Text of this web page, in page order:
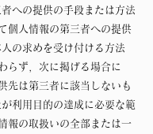
への提供の手段または方法
個人情報の第三者への提供
の求めを受け付ける方法
らず，次に掲げる場合に
先は第三者に該当しないも
利用目的の達成に必要な範
報の取扱いの全部または一